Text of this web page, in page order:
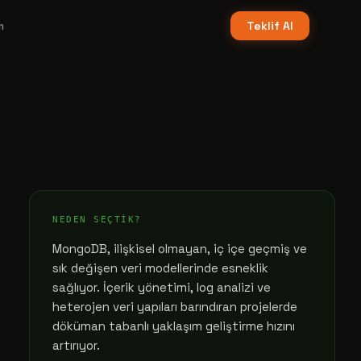
Teklif Al
NEDEN SEÇTIK?
MongoDB, ilişkisel olmayan, iç içe geçmiş ve
sık değişen veri modellerinde esneklik
sağlıyor. İçerik yönetimi, log analizi ve
heterojen veri yapıları barındıran projelerde
döküman tabanlı yaklaşım geliştirme hızını
artırıyor.